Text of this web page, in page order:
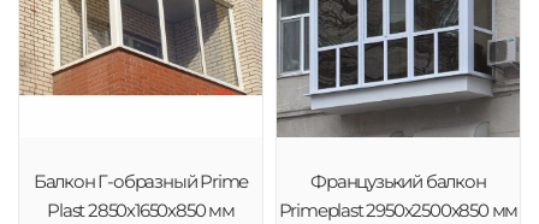
Балкон Г-образный Prime
Plast 2850х1650х850 мм
Французький балкон
Primeplast 2950х2500х850 мм